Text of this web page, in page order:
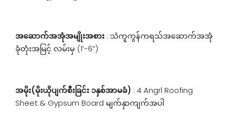
အဆောက်အအုံအမျိုးအစား : သံကူကွန်ကရသ်အဆောက်အအုံ
ခုံတုံးအမြင့် လမ်းမှ (1’-6”)
အမိုး(မိုးယိုပျက်စီးခြင်း ၁နှစ်အာမခံ) : 4 Angrl Roofing
Sheet & Gypsum Board မျက်နှာကျက်အပါ